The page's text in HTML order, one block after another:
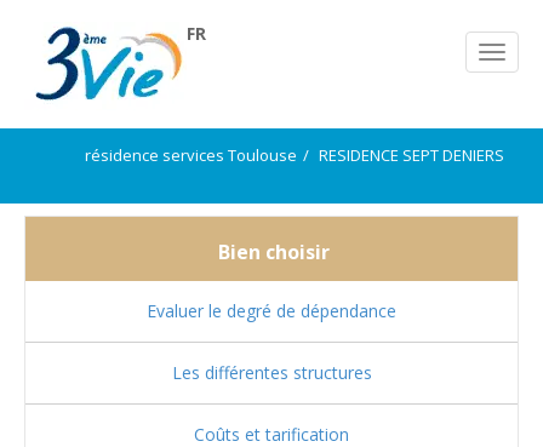
FR
résidence services Toulouse RESIDENCE SEPT DENIERS
Bien choisir
Evaluer le degré de dépendance
Les différentes structures
Coûts et tarification